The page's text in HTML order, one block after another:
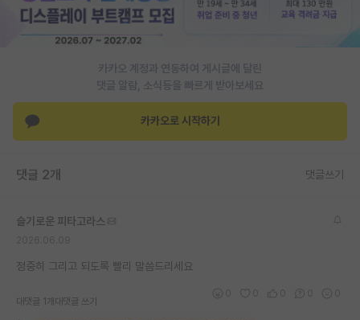
임용 후기 게시판
PI 전용 게시판
인문사회 계열 게시판
특수/전문대학원 게시판
반도체/AI 게시판
장학금/장학생 게시판
커리어
유학교육
카카오 계정과 연동하여 게시글에 달린
댓글 알람, 소식등을 빠르게 받아보세요
카카오로 시작하기
댓글 2개 댓글쓰기
슬기로운 피타고라스
정중히 그리고 되도록 빨리 말씀드리세요
대댓글 1개 대댓글 쓰기